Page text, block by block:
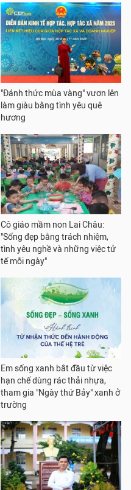
"Đánh thức mùa vàng" vươn lên
làm giàu bằng tình yêu quê
hương
Cô giáo mầm non Lai Châu:
"Sống đẹp bằng trách nhiệm,
tình yêu nghề và những việc tử
tế mỗi ngày"
Em sống xanh bắt đầu từ việc
hạn chế dùng rác thải nhựa,
tham gia "Ngày thứ Bảy" xanh ở
trường